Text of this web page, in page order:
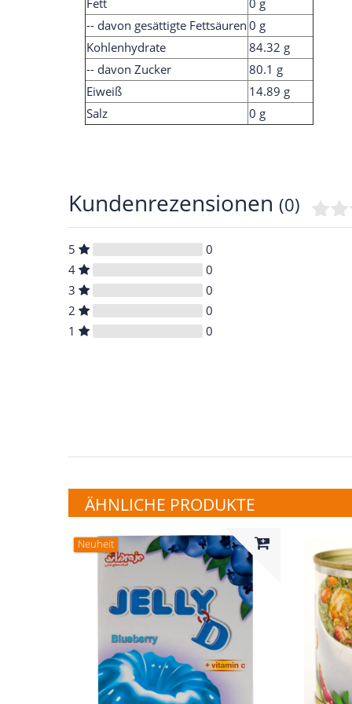
-- davon gesättigte Fettsäuren0 g
Kohlenhydrate
84.32 g
-- davon Zucker
80.1 g
Eiweiß
14.89 g
Salz
0 g
Kundenrezensionen (0)
5
0
4
0
3
0
2
0
1
0
ÄHNLICHE PRODUKTE
Neuheit